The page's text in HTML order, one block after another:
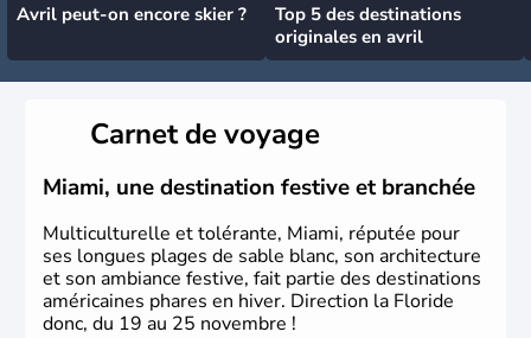
Avril peut-on encore skier ?
Top 5 des destinations
originales en avril
Carnet de voyage
Miami, une destination festive et branchée
Multiculturelle et tolérante, Miami, réputée pour
ses longues plages de sable blanc, son architecture
et son ambiance festive, fait partie des destinations
américaines phares en hiver. Direction la Floride
donc, du 19 au 25 novembre !